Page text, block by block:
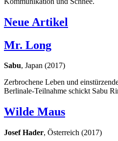
Neue Artikel
Mr. Long
Sabu, Japan (2017)
Zerbrochene Leben und
Berlinale-Teilnahme schickt Sabu
Wilde Maus
Josef Hader, Österreich (2017)